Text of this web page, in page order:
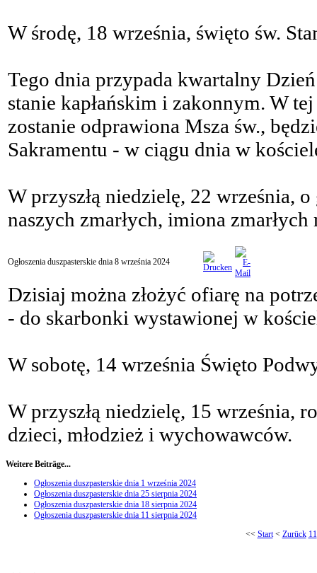
W środę, 18 września, święto św.
Tego dnia przypada kwartalny
stanie kapłańskim i zakonnym. W
zostanie odprawiona Msza św.,
Sakramentu - w ciągu dnia w
W przyszłą niedzielę, 22 września,
naszych zmarłych, imiona
Ogłoszenia duszpasterskie dnia 8 września 2024
Dzisiaj można złożyć ofiarę na
- do skarbonki wystawionej w
W sobotę, 14 września Święto
W przyszłą niedzielę, 15 września,
dzieci, młodzież i wychowawców.
Weitere Beiträge...
Ogłoszenia duszpasterskie dnia 1 września 2024
Ogłoszenia duszpasterskie dnia 25 sierpnia 2024
Ogłoszenia duszpasterskie dnia 18 sierpnia 2024
Ogłoszenia duszpasterskie dnia 11 sierpnia 2024
<< Start< Zurück 11